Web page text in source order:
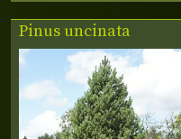
Pinus uncinata